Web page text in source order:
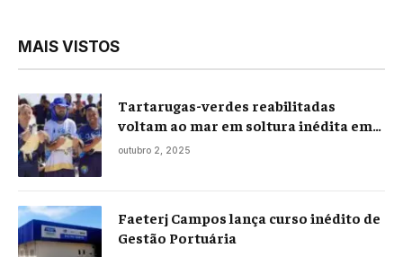
MAIS VISTOS
Tartarugas-verdes reabilitadas
voltam ao mar em soltura inédita em
Praia Seca
outubro 2, 2025
Faeterj Campos lança curso inédito de
Gestão Portuária